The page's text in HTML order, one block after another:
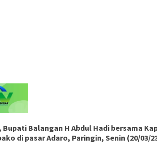
Bupati Balangan H Abdul Hadi bersama
di pasar Adaro, Paringin, Senin (20/03/